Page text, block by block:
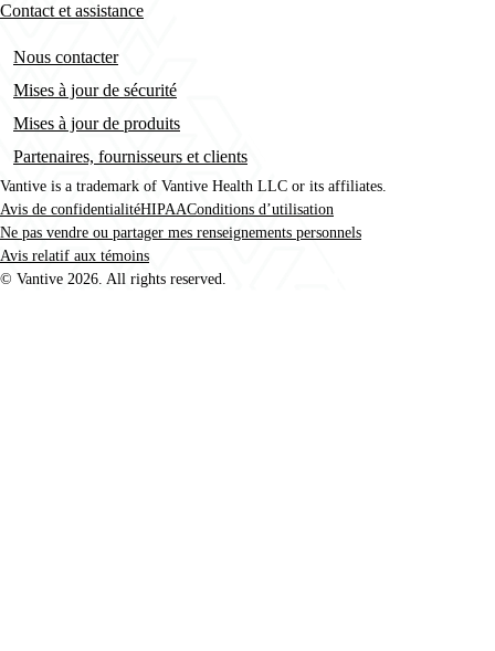
Contact et assistance
Nous contacter
Mises à jour de sécurité
Mises à jour de produits
Partenaires, fournisseurs et clients
Vantive is a trademark of Vantive Health LLC or its affiliates.
Footer
Avis de confidentialitéHIPAAConditions d’utilisation
Ne pas vendre ou partager mes renseignements personnels
Avis relatif aux témoins
© Vantive 2026. All rights reserved.